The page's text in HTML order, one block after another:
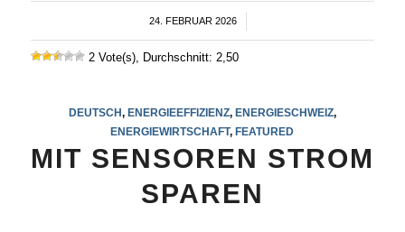
24. FEBRUAR 2026
/
2 Vote(s), Durchschnitt: 2,50
DEUTSCH, ENERGIEEFFIZIENZ, ENERGIESCHWEIZ,
ENERGIEWIRTSCHAFT,FEATURED
MIT SENSOREN STROM
SPAREN